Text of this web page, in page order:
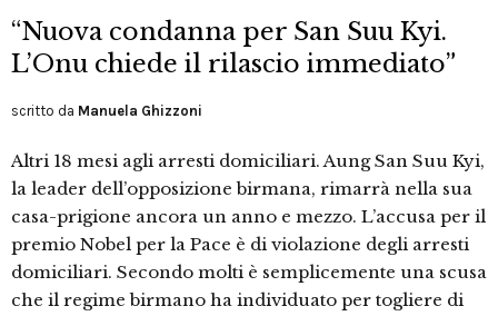
“Nuova condanna per San Suu Kyi.
L’Onu chiede il rilascio immediato”
scritto da Manuela Ghizzoni
Altri 18 mesi agli arresti domiciliari. Aung San Suu Kyi,
la leader dell’opposizione birmana, rimarrà nella sua
casa-prigione ancora un anno e mezzo. L’accusa per il
premio Nobel per la Pace è di violazione degli arresti
domiciliari. Secondo molti è semplicemente una scusa
che il regime birmano ha individuato per togliere di